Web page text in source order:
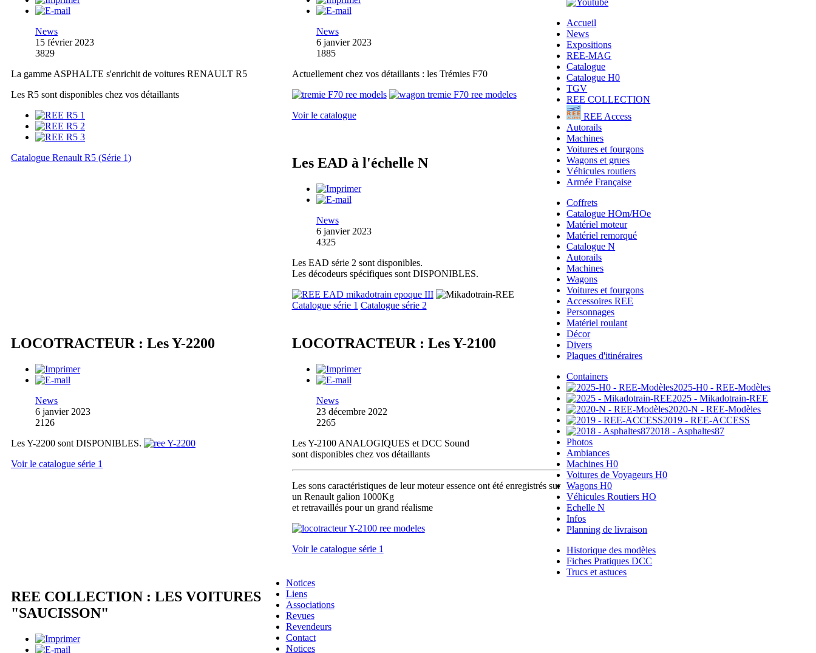
News
15 février 2023
3829
La gamme ASPHALTE s'enrichit de voitures RENAULT R5
Les R5 sont disponibles chez vos détaillants
Catalogue Renault R5 (Série 1)
News
6 janvier 2023
1885
Actuellement chez vos détaillants : les Trémies F70
Voir le catalogue
Les EAD à l'échelle N
News
6 janvier 2023
4325
Les EAD série 2 sont disponibles.
Les décodeurs spécifiques sont DISPONIBLES.
Catalogue série 1 Catalogue série 2
LOCOTRACTEUR : Les Y-2200
News
6 janvier 2023
2126
Les Y-2200 sont DISPONIBLES.
Voir le catalogue série 1
LOCOTRACTEUR : Les Y-2100
News
23 décembre 2022
2265
Les Y-2100 ANALOGIQUES et DCC Sound
sont disponibles chez vos détaillants
Les sons caractéristiques de leur moteur essence ont été enregistrés sur
un Renault galion 1000Kg
et retravaillés pour un grand réalisme
Voir le catalogue série 1
REE COLLECTION : LES VOITURES
"SAUCISSON"
Accueil
News
Expositions
REE-MAG
Catalogue
Catalogue H0
TGV
REE COLLECTION
REE Access
Autorails
Machines
Voitures et fourgons
Wagons et grues
Véhicules routiers
Armée Française
Coffrets
Catalogue HOm/HOe
Matériel moteur
Matériel remorqué
Catalogue N
Autorails
Machines
Wagons
Voitures et fourgons
Accessoires REE
Personnages
Matériel roulant
Décor
Divers
Plaques d'itinéraires
Containers
2025-H0 - REE-Modèles
2025 - Mikadotrain-REE
2020-N - REE-Modèles
2019 - REE-ACCESS
2018 - Asphaltes87
Photos
Ambiances
Machines H0
Voitures de Voyageurs H0
Wagons H0
Véhicules Routiers HO
Echelle N
Infos
Planning de livraison
Historique des modèles
Fiches Pratiques DCC
Trucs et astuces
Notices
Liens
Associations
Revues
Revendeurs
Contact
Notices